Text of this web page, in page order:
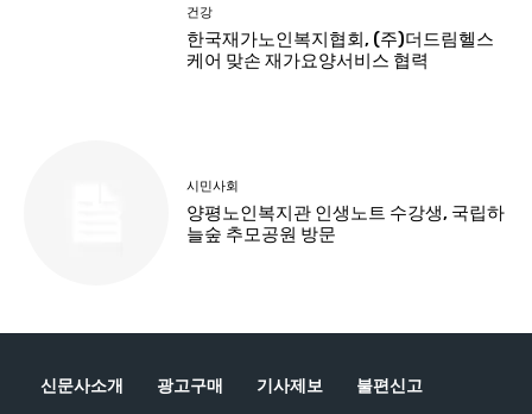
신문사소개 광고구매 기사제보 불편신고